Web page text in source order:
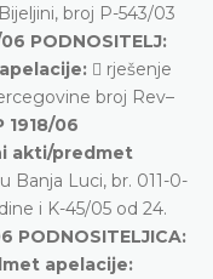
broj P-543/03
PODNOSITELJ:
 rješenje
broj Rev–
1918/06
akti/predmet
Banja Luci, br. 011-0-
i K-45/05 od 24.
PODNOSITELJICA:
apelacije: